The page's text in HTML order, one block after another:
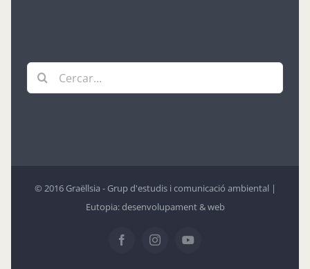
Cerca
© 2016 Graëllsia - Grup d'estudis i comunicació ambiental |